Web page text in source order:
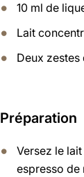
10 ml de
Lait
Deux
Préparation
Versez le
espresso de